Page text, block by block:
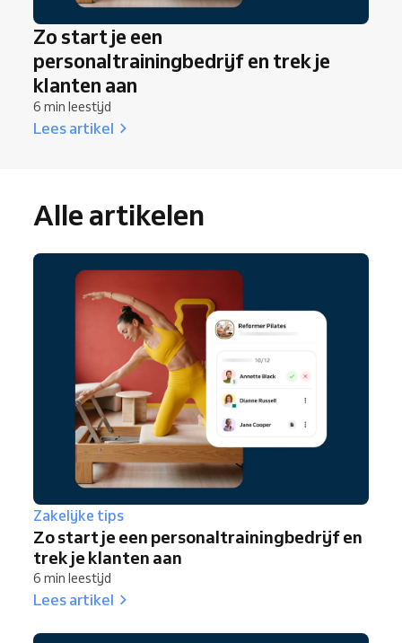
Zo start je een
personaltrainingbedrijf en trek je
klanten aan
6 min leestijd
Lees artikel
Alle artikelen
Zakelijke tips
Zo start je een personaltrainingbedrijf en
trek je klanten aan
6 min leestijd
Lees artikel